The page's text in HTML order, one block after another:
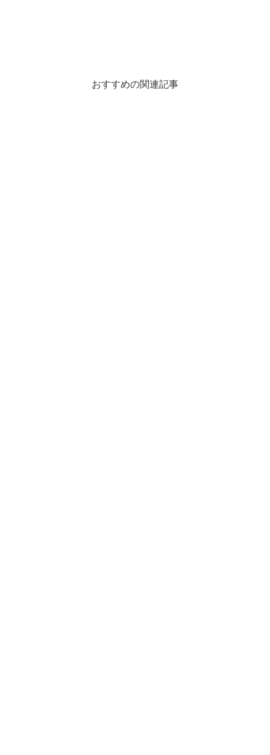
おすすめの関連記事